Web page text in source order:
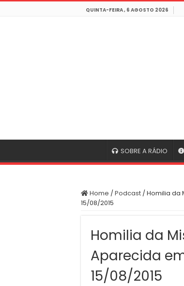
QUINTA-FEIRA , 6 AGOSTO 2026
SOBRE A RÁDIO
Home /Podcast /Homilia da
15/08/2015
Homilia da
Aparecida
15/08/2015